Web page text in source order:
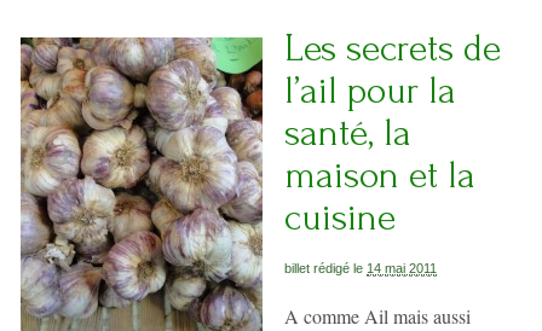
Les secrets de
l’ail pour la
santé, la
maison et la
cuisine
billet rédigé le 14 mai 2011
A comme Ail mais aussi